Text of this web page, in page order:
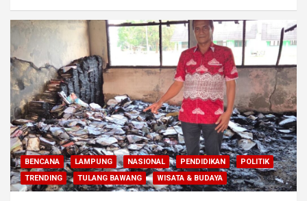
BENCANA LAMPUNG NASIONAL PENDIDIKAN
POLITIK
TRENDING
TULANG BAWANG WISATA & BUDAYA